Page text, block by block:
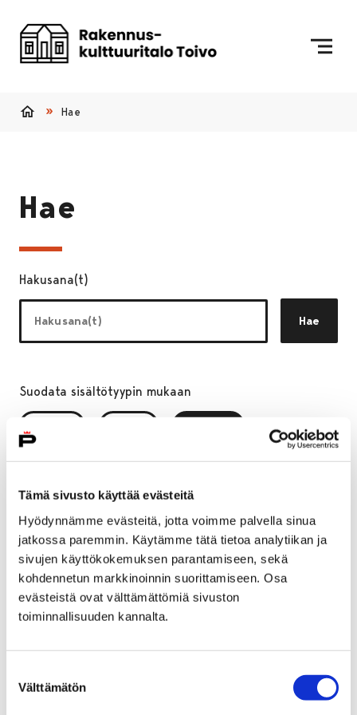
Tämä sivusto käyttää evästeitä
Hyödynnämme evästeitä, jotta voimme palvella sinua
jatkossa paremmin. Käytämme tätä tietoa analytiikan ja
sivujen käyttökokemuksen parantamiseen, sekä
kohdennetun markkinoinnin suorittamiseen. Osa
evästeistä ovat välttämättömiä sivuston
toiminnallisuuden kannalta.
valinta
Välttämätön
Hae
Hae
Hakusana(t)
Hae
Suodata sisältötyypin mukaan
Suodata julkaisuajan mukaan
Kuukausi, valinta lähettää lomakkeen
Vuosi, valinta lähettää lomakkeen
Haku " " palautti 1 tuloksen